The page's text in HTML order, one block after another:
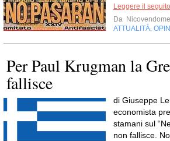
Leggere il seguito
Da
ATTUALITÀ
Per Paul Krugman la
fallisce
di Giuseppe
economista
stamani sul
non fallisce.